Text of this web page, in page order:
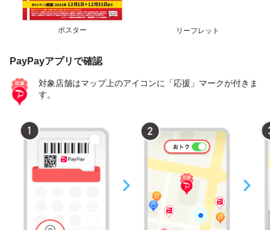
ポスター リーフレット
PayPayアプリで確認
対象店舗はマップ上のアイコンに「応援」マークが付きま
す。